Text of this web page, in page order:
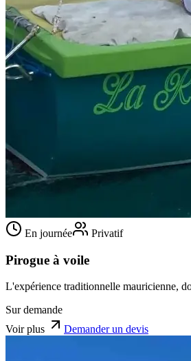
En journée Privatif
Pirogue à voile
L'expérience traditionnelle mauricienne,
Sur demande
Voir plus
Demander un devis